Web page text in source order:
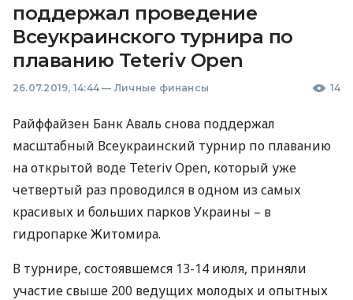
поддержал проведение
Всеукраинского турнира по
плаванию Teteriv Open
26.07.2019, 14:44 — Личные финансы 14
Райффайзен Банк Аваль снова поддержал
масштабный Всеукраинский турнир по плаванию
на открытой воде Teteriv Open, который уже
четвертый раз проводился в одном из самых
красивых и больших парков Украины – в
гидропарке Житомира.
В турнире, состоявшемся 13-14 июля, приняли
участие свыше 200 ведущих молодых и опытных